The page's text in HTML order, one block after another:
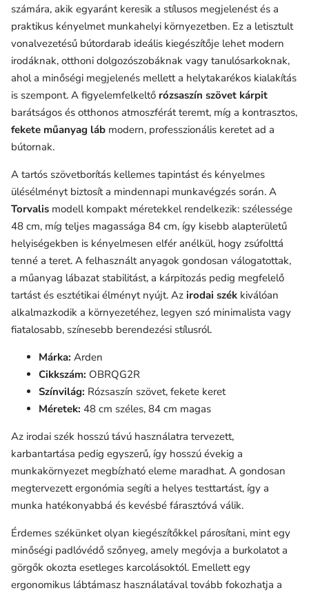
számára, akik egyaránt keresik a stílusos megjelenést és a
praktikus kényelmet munkahelyi környezetben. Ez a letisztult
vonalvezetésű bútordarab ideális kiegészítője lehet modern
irodáknak, otthoni dolgozószobáknak vagy tanulósarkoknak,
ahol a minőségi megjelenés mellett a helytakarékos kialakítás
is szempont. A figyelemfelkeltő rózsaszín szövet kárpit
barátságos és otthonos atmoszférát teremt, míg a kontrasztos,
fekete műanyag láb modern, professzionális keretet ad a
bútornak.
A tartós szövetborítás kellemes tapintást és kényelmes
ülésélményt biztosít a mindennapi munkavégzés során. A
Torvalis modell kompakt méretekkel rendelkezik: szélessége
48 cm, míg teljes magassága 84 cm, így kisebb alapterületű
helyiségekben is kényelmesen elfér anélkül, hogy zsúfolttá
tenné a teret. A felhasznált anyagok gondosan válogatottak,
a műanyag lábazat stabilitást, a kárpitozás pedig megfelelő
tartást és esztétikai élményt nyújt. Az irodai szék kiválóan
alkalmazkodik a környezetéhez, legyen szó minimalista vagy
fiatalosabb, színesebb berendezési stílusról.
Márka: Arden
Cikkszám: OBRQG2R
Színvilág: Rózsaszín szövet, fekete keret
Méretek: 48 cm széles, 84 cm magas
Az irodai szék hosszú távú használatra tervezett,
karbantartása pedig egyszerű, így hosszú évekig a
munkakörnyezet megbízható eleme maradhat. A gondosan
megtervezett ergonómia segíti a helyes testtartást, így a
munka hatékonyabbá és kevésbé fárasztóvá válik.
Érdemes székünket olyan kiegészítőkkel párosítani, mint egy
minőségi padlóvédő szőnyeg, amely megóvja a burkolatot a
görgők okozta esetleges karcolásoktól. Emellett egy
ergonomikus lábtámasz használatával tovább fokozhatja a